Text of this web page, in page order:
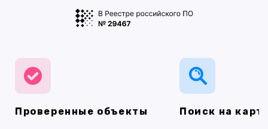
Проверенные объекты Поиск на